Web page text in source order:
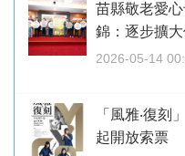
苗縣敬老愛
錦：逐步擴
2026-05-14
「風雅‧復
起開放索票